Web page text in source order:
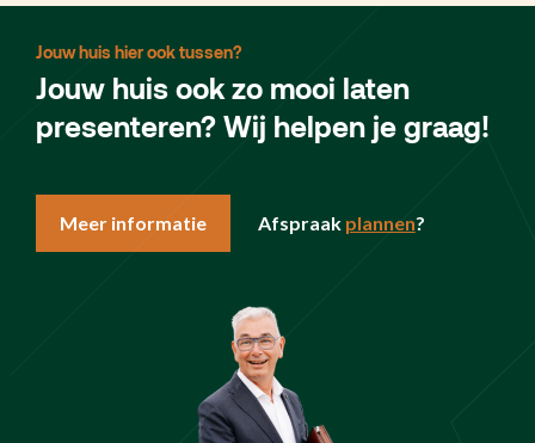
Jouw huis hier ook tussen?
Jouw huis ook zo mooi laten
presenteren? Wij helpen je graag!
Meer informatie Afspraak plannen?